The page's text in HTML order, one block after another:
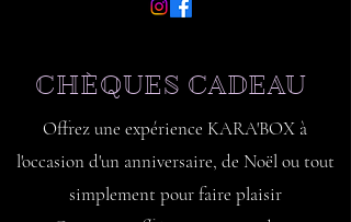
CHÈQUES CADEAU
Offrez une expérience KARA'BOX à
l'occasion d'un anniversaire, de Noël ou tout
simplement pour faire plaisir